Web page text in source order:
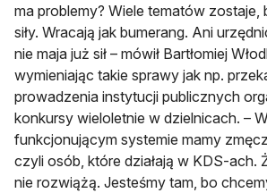
ma problemy? Wiele tematów zostaje,
siły. Wracają jak bumerang. Ani
nie maja już sił – mówił Bartłomiej
wymieniając takie sprawy jak np.
prowadzenia instytucji publicznych
konkursy wieloletnie w dzielnicach. –
funkcjonującym systemie mamy
czyli osób, które działają w KDS-ach.
nie rozwiążą. Jesteśmy tam, bo